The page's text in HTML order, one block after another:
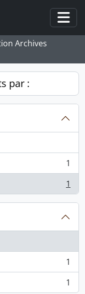
Archives
par :
1
1
1
1